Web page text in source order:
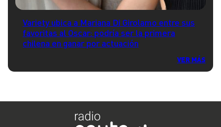
Variety ubica a Mariana Di Girolamo entre sus
favoritas al Oscar: podría ser la primera
chilena en ganar por actuación
VER MÁS